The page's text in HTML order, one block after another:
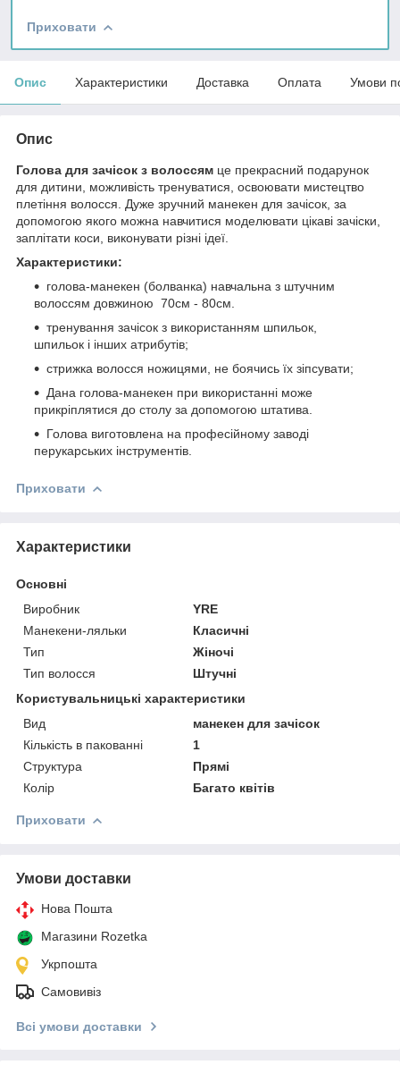
Приховати
Опис Характеристики Доставка Оплата Умови
Опис
Голова для зачісок з волоссям це прекрасний подарунок
для дитини, можливість тренуватися, освоювати мистецтво
плетіння волосся. Дуже зручний манекен для зачісок, за
допомогою якого можна навчитися моделювати цікаві зачіски,
заплітати коси, виконувати різні ідеї.
Характеристики:
голова-манекен (болванка) навчальна з штучним
волоссям довжиною 70см - 80см.
тренування зачісок з використанням шпильок,
шпильок і інших атрибутів;
стрижка волосся ножицями, не боячись їх зіпсувати;
Дана голова-манекен при використанні може
прикріплятися до столу за допомогою штатива.
Голова виготовлена на професійному заводі
перукарських інструментів.
Приховати
Характеристики
Основні
Виробник
YRE
Манекени-ляльки
Класичні
Тип
Жіночі
Тип волосся
Штучні
Користувальницькі характеристики
Вид
манекен для зачісок
Кількість в пакованні
1
Структура
Прямі
Колір
Багато квітів
Приховати
Умови доставки
Нова Пошта
Магазини Rozetka
Укрпошта
Самовивіз
Всі умови доставки